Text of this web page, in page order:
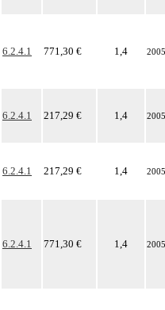
6.2.4.1 771,30 € 1,4 2005
6.2.4.1 217,29 € 1,4 2005
6.2.4.1 217,29 € 1,4 2005
6.2.4.1 771,30 € 1,4 2005